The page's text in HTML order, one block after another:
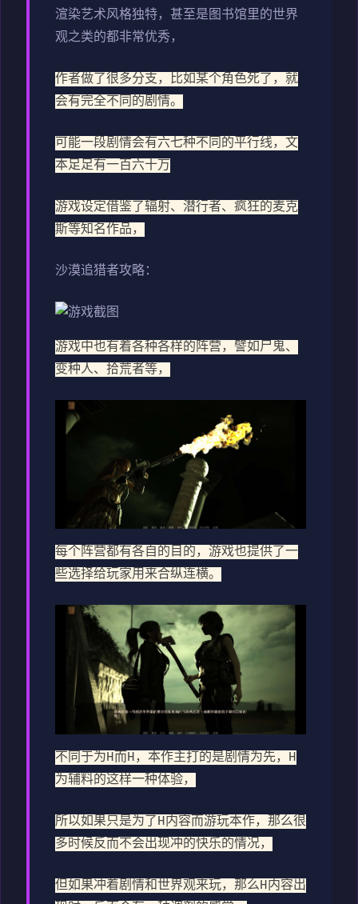
渲染艺术风格独特，甚至是图书馆里的世界
观之类的都非常优秀，
作者做了很多分支，比如某个角色死了，就
会有完全不同的剧情。
可能一段剧情会有六七种不同的平行线，文
本足足有一百六十万
游戏设定借鉴了辐射、潜行者、疯狂的麦克
斯等知名作品，
沙漠追猎者攻略：
游戏中也有着各种各样的阵营，譬如尸鬼、
变种人、拾荒者等，
每个阵营都有各自的目的，游戏也提供了一
些选择给玩家用来合纵连横。
不同于为H而H，本作主打的是剧情为先，H
为辅料的这样一种体验，
所以如果只是为了H内容而游玩本作，那么很
多时候反而不会出现冲的快乐的情况，
但如果冲着剧情和世界观来玩，那么H内容出